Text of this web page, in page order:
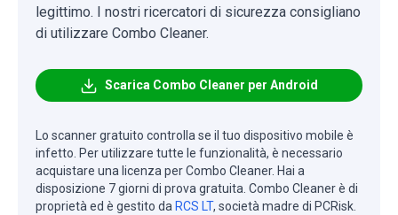
legittimo. I nostri ricercatori di sicurezza consigliano
di utilizzare Combo Cleaner.
Scarica Combo Cleaner per Android
Lo scanner gratuito controlla se il tuo dispositivo mobile è
infetto. Per utilizzare tutte le funzionalità, è necessario
acquistare una licenza per Combo Cleaner. Hai a
disposizione 7 giorni di prova gratuita. Combo Cleaner è di
proprietà ed è gestito da RCS LT, società madre di PCRisk.